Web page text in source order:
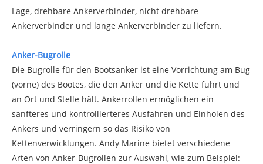
Lage, drehbare Ankerverbinder, nicht drehbare
Ankerverbinder und lange Ankerverbinder zu liefern.
Anker-Bugrolle
Die Bugrolle für den Bootsanker ist eine Vorrichtung am Bug
(vorne) des Bootes, die den Anker und die Kette führt und
an Ort und Stelle hält. Ankerrollen ermöglichen ein
sanfteres und kontrollierteres Ausfahren und Einholen des
Ankers und verringern so das Risiko von
Kettenverwicklungen. Andy Marine bietet verschiedene
Arten von Anker-Bugrollen zur Auswahl, wie zum Beispiel: